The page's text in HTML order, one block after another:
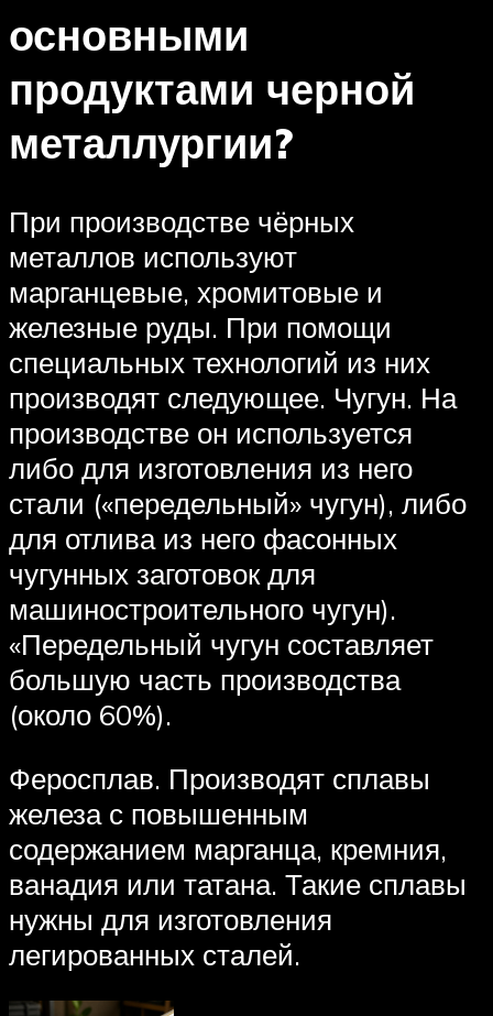
основными
продуктами черной
металлургии?
При производстве чёрных
металлов используют
марганцевые, хромитовые и
железные руды. При помощи
специальных технологий из них
производят следующее. Чугун. На
производстве он используется
либо для изготовления из него
стали («передельный» чугун), либо
для отлива из него фасонных
чугунных заготовок для
машиностроительного чугун).
«Передельный чугун составляет
большую часть производства
(около 60%).
Феросплав. Производят сплавы
железа с повышенным
содержанием марганца, кремния,
ванадия или татана. Такие сплавы
нужны для изготовления
легированных сталей.